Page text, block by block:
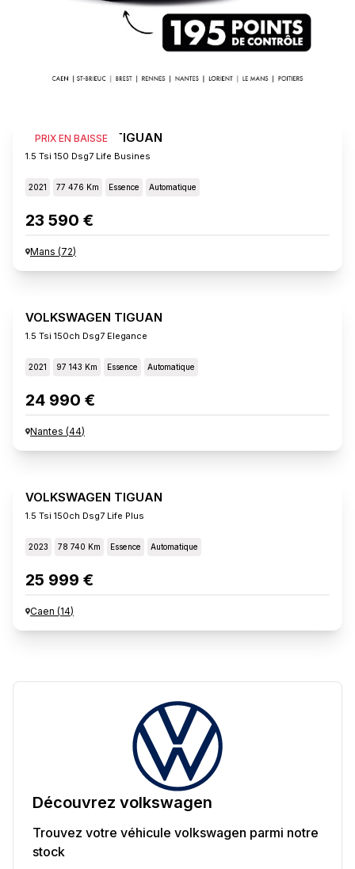
PRIX EN BAISSE
VOLKSWAGEN TIGUAN
1.5 Tsi 150 Dsg7 Life Busines
2021 77 476 Km Essence Automatique
23 590 €
Mans (72)
VOLKSWAGEN TIGUAN
1.5 Tsi 150ch Dsg7 Elegance
2021 97 143 Km Essence Automatique
24 990 €
Nantes (44)
VOLKSWAGEN TIGUAN
1.5 Tsi 150ch Dsg7 Life Plus
2023 78 740 Km Essence Automatique
25 999 €
Caen (14)
Découvrez volkswagen
Trouvez votre véhicule volkswagen parmi notre
stock